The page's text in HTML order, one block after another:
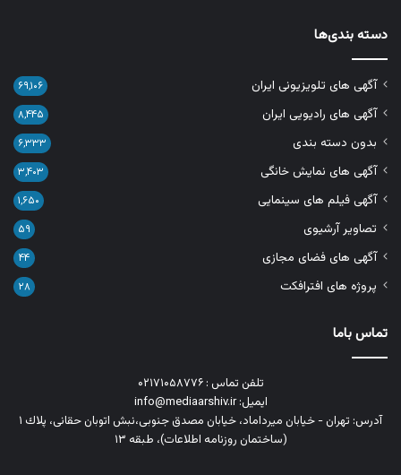
دسته بندی‌ها
آگهی های تلویزیونی ایران ۶۹,۱۰۶
آگهی های رادیویی ایران ۸,۴۴۵
بدون دسته بندی ۶,۳۳۳
آگهی های نمایش خانگی ۳,۴۰۳
آگهی فیلم های سینمایی ۱,۶۵۰
تصاویر آرشیوی ۵۹
آگهی های فضای مجازی ۴۴
پروژه های افترافکت ۲۸
تماس باما
تلفن تماس : ۰۲۱۷۱۰۵۸۷۷۶
ایمیل: info@mediaarshiv.ir
آدرس: تهران - خیابان میرداماد، خیابان مصدق جنوبی،نبش اتوبان حقانی، پلاك ١
(ساختمان روزنامه اطلاعات)، طبقه ۱۳